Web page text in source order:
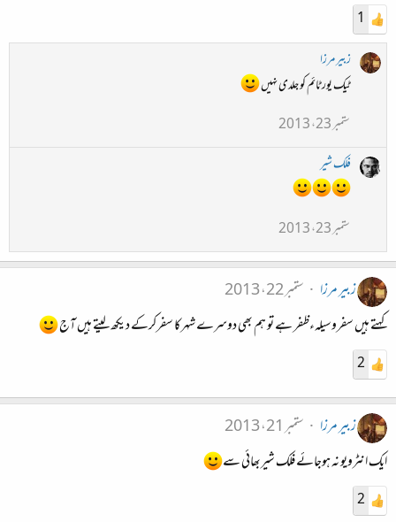
1
زبیر مرزا
ٹیک یور ٹائم کو جلدی نہیں
ستمبر 23، 2013
فلک شیر
ستمبر 23، 2013
زبیر مرزا
ستمبر 22، 2013
کہتے ہیں سفروسیلہءظفر ہے تو ہم بھی دوسرے شہرکا سفرکرکے دیکھ لیتے ہیں آج
2
زبیر مرزا
ستمبر 21، 2013
ایک انٹرویو نہ ہوجائے فلک شیربھائی سے
2